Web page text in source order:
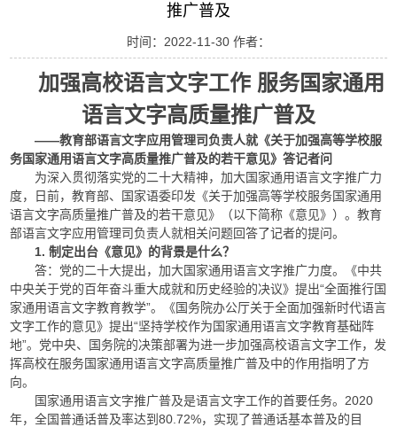
推广普及
时间：2022-11-30 作者：
加强高校语言文字工作 服务国家通用
语言文字高质量推广普及
——教育部语言文字应用管理司负责人就《关于加强高等学校服
务国家通用语言文字高质量推广普及的若干意见》答记者问
为深入贯彻落实党的二十大精神，加大国家通用语言文字推广力
度，日前，教育部、国家语委印发《关于加强高等学校服务国家通用
语言文字高质量推广普及的若干意见》（以下简称《意见》）。教育
部语言文字应用管理司负责人就相关问题回答了记者的提问。
1. 制定出台《意见》的背景是什么？
答：党的二十大提出，加大国家通用语言文字推广力度。《中共
中央关于党的百年奋斗重大成就和历史经验的决议》提出“全面推行国
家通用语言文字教育教学”。《国务院办公厅关于全面加强新时代语言
文字工作的意见》提出“坚持学校作为国家通用语言文字教育基础阵
地”。党中央、国务院的决策部署为进一步加强高校语言文字工作，发
挥高校在服务国家通用语言文字高质量推广普及中的作用指明了方
向。
国家通用语言文字推广普及是语言文字工作的首要任务。2020
年，全国普通话普及率达到80.72%，实现了普通话基本普及的目